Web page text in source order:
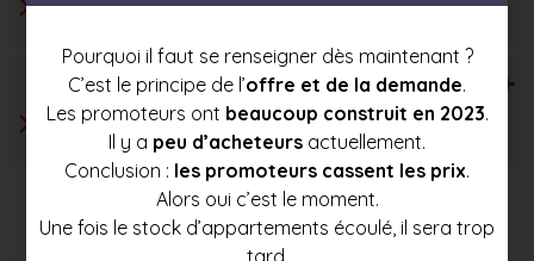
T6+
Pourquoi il faut se renseigner dès maintenant ?
C’est le principe de l’offre et de la demande.
Les promoteurs ont beaucoup construit en 2023.
Il y a peu d’acheteurs actuellement.
Conclusion : les promoteurs cassent les prix.
Alors oui c’est le moment.
Une fois le stock d’appartements écoulé, il sera trop